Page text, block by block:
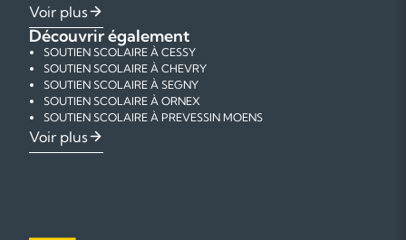
ECOLE MATERNELLE PUBLIQUE 3 AV DES ALPES – 01210
FERNEY VOLTAIRE
ECOLE MATERNELLE PUBLIQUE AV VOLTAIRE – 01210 FERNEY
VOLTAIRE
ECOLE PRIVEE BILINGUE INTERNAT 15 CHEM DE VIRELOUP –
01210 FERNEY VOLTAIRE
ECOLE PRIMAIRE PUBLIQUE CHEMIN DE BEJOU – 01210 ORNEX
ECOLE PRIMAIRE RUE DU VILLARD – 01210 ORNEX
ECOLE ELEMENTAIRE PUBLIQUE 145 RUE SAINT MARTIN –
01210 VERSONNEX
Voir plus
Découvrir également
SOUTIEN SCOLAIRE À CESSY
SOUTIEN SCOLAIRE À CHEVRY
SOUTIEN SCOLAIRE À SEGNY
SOUTIEN SCOLAIRE À ORNEX
SOUTIEN SCOLAIRE À PREVESSIN MOENS
SOUTIEN SCOLAIRE À DIVONNE LES BAINS
SOUTIEN SCOLAIRE À GEX
COURS PARTICULIERS DE MATHÉMATIQUES À ORNEX
COURS PARTICULIERS DE PHYSIQUE-CHIMIE À ORNEX
Voir plus